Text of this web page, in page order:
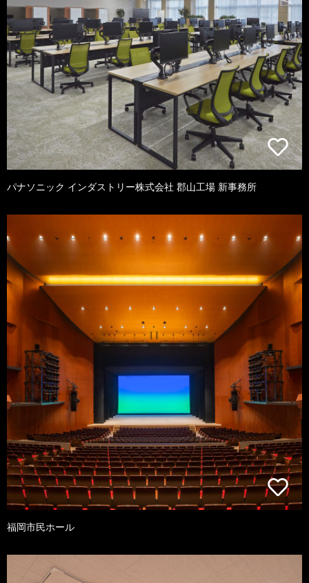
パナソニック インダストリー株式会社 郡山工場 新事務所
福岡市民ホール